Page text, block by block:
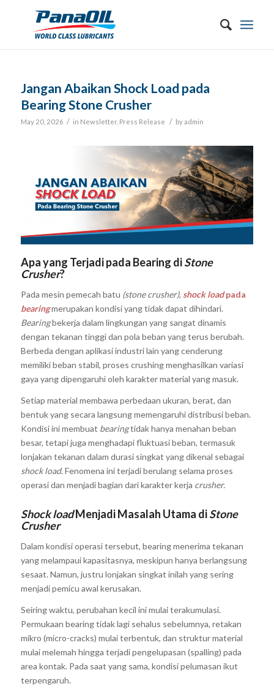
Jangan Abaikan Shock Load pada
Bearing Stone Crusher
May 20, 2026 / in Newsletter, Press Release / byadmin
Apa yang Terjadi pada Bearing diStone
Crusher?
Pada mesin pemecah batu (stone crusher), shock loadpada
bearingmerupakan kondisi yang tidak dapat dihindari.
Bearingbekerja dalam lingkungan yang sangat dinamis
dengan tekanan tinggi dan pola beban yang terus berubah.
Berbeda dengan aplikasi industri lain yang cenderung
memiliki beban stabil, proses crushing menghasilkan variasi
gaya yang dipengaruhi oleh karakter material yang masuk.
Setiap material membawa perbedaan ukuran, berat, dan
bentuk yang secara langsung memengaruhi distribusi beban.
Kondisi ini membuat bearingtidak hanya menahan beban
besar, tetapi juga menghadapi fluktuasi beban, termasuk
lonjakan tekanan dalam durasi singkat yang dikenal sebagai
shock load. Fenomena ini terjadi berulang selama proses
operasi dan menjadi bagian dari karakter kerja crusher.
Shock loadMenjadi Masalah Utama diStone
Crusher
Dalam kondisi operasi tersebut, bearing menerima tekanan
yang melampaui kapasitasnya, meskipun hanya berlangsung
sesaat. Namun, justru lonjakan singkat inilah yang sering
menjadi pemicu awal kerusakan.
Seiring waktu, perubahan kecil ini mulai terakumulasi.
Permukaan bearing tidak lagi sehalus sebelumnya, retakan
mikro (micro-cracks) mulai terbentuk, dan struktur material
mulai melemah hingga terjadi pengelupasan (spalling) pada
area kontak. Pada saat yang sama, kondisi pelumasan ikut
terpengaruh.